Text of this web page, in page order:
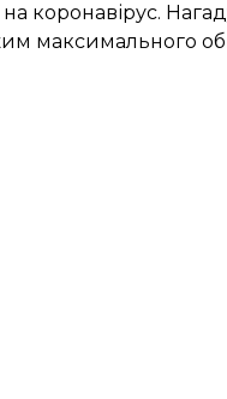
коронавірус.
максимального